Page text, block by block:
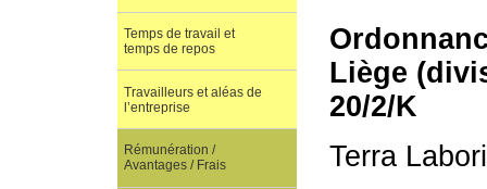
Liège
20/2/K
Terra
Temps de travail et
temps de repos
Travailleurs et aléas de
l’entreprise
Rémunération /
Avantages / Frais